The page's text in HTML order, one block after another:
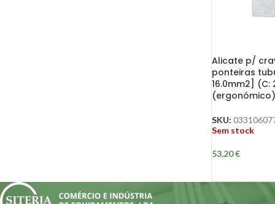
Alicate p/
ponteiras
16.0mm2] (C:
(ergonómico)
SKU:
Sem stock
53,20€